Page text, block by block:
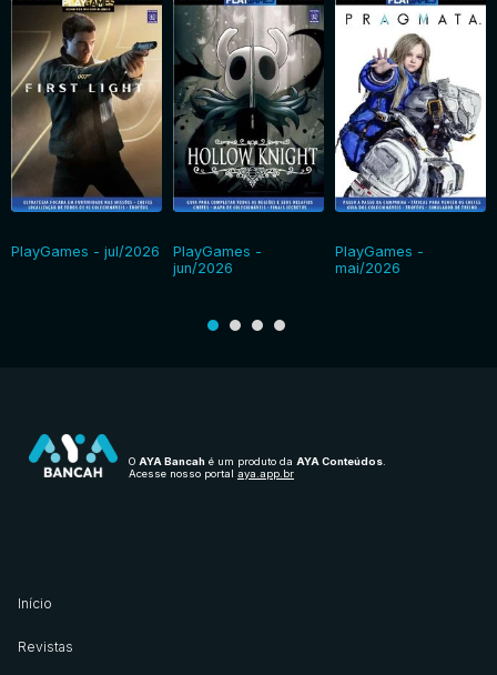
PlayGames - jul/2026
PlayGames -
jun/2026
PlayGames -
mai/2026
O AYA Bancah é um produto da AYA Conteúdos.
Acesse nosso portal aya.app.br
Início
Revistas